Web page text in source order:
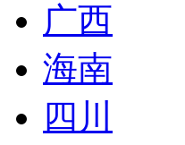
广西
海南
四川